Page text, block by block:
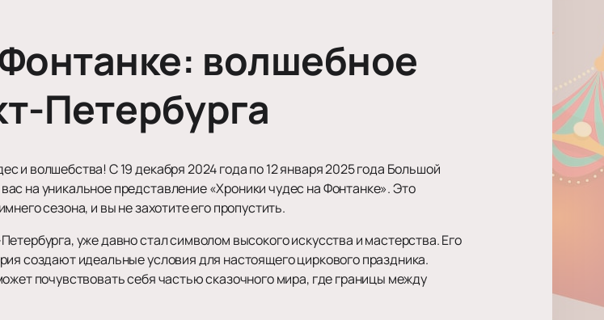
волшебное
Петербурга
и волшебства! С 19 декабря 2024 года по 12 января 2025 года Большой
на уникальное представление «Хроники чудес на Фонтанке». Это
сезона, и вы не захотите его пропустить.
уже давно стал символом высокого искусства и мастерства. Его
создают идеальные условия для настоящего циркового праздника.
почувствовать себя частью сказочного мира, где границы между